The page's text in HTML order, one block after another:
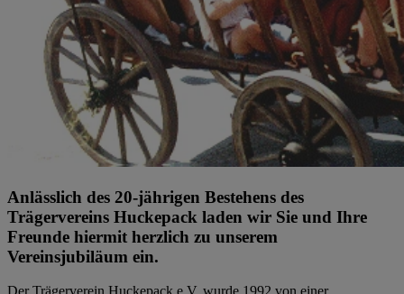
Anlässlich des 20-jährigen Bestehens des
Trägervereins Huckepack laden wir Sie und Ihre
Freunde hiermit herzlich zu unserem
Vereinsjubiläum ein.